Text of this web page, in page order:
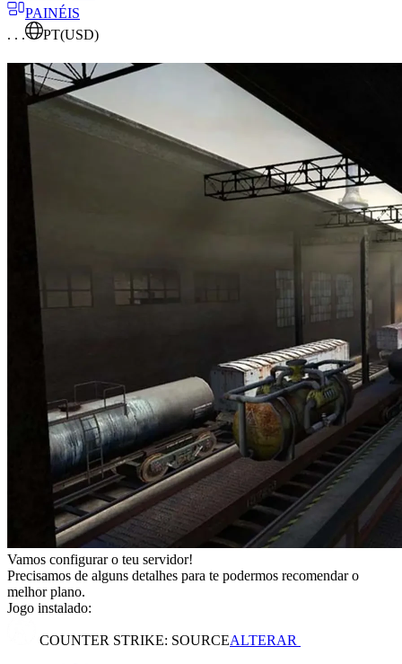
PAINÉIS
. . .
PT(USD)
Vamos configurar o teu servidor!
Precisamos de alguns detalhes para te podermos recomendar o
melhor plano.
Jogo instalado:
COUNTER STRIKE: SOURCEALTERAR